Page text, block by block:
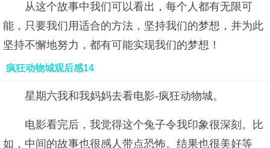
从这个故事中我们可以看出，每个人都有无限可
能，只要我们用适合的方法，坚持我们的梦想，并为此
坚持不懈地努力，都有可能实现我们的梦想！
疯狂动物城观后感14
星期六我和我妈妈去看电影-疯狂动物城。
电影看完后，我觉得这个兔子令我印象很深刻。比
如，中间的故事也很感人带点恐怖。结果也很美好等